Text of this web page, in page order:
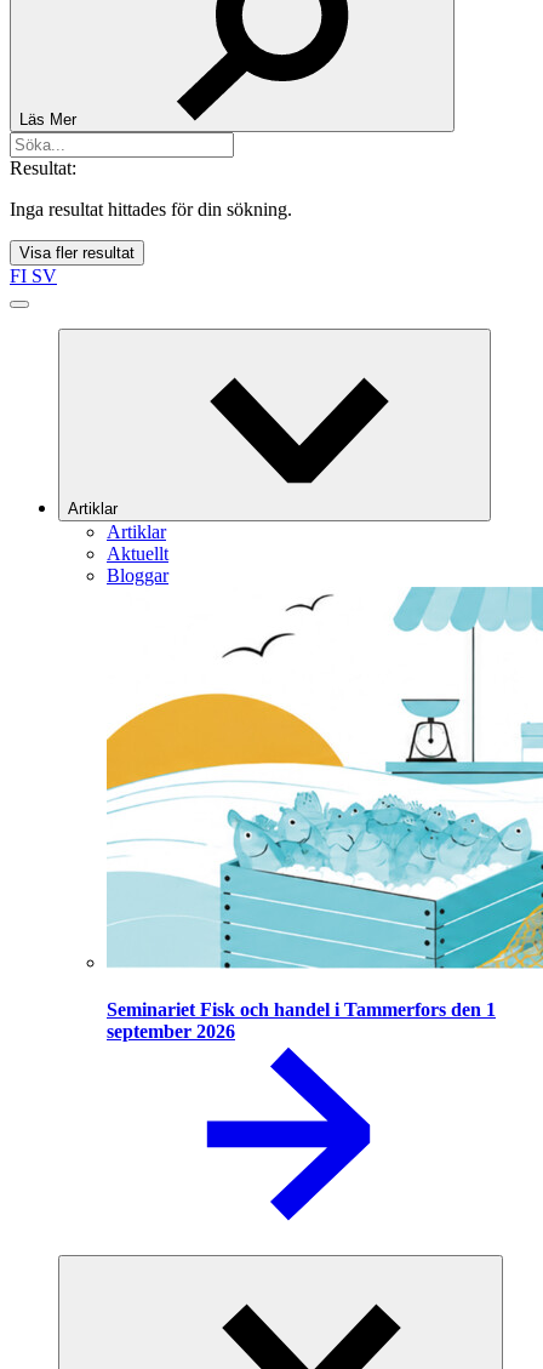
Läs Mer
Resultat:
Inga resultat hittades för din sökning.
Visa fler resultat
FI SV
Artiklar
Artiklar
Aktuellt
Bloggar
Seminariet Fisk och handel i Tammerfors den 1
september 2026